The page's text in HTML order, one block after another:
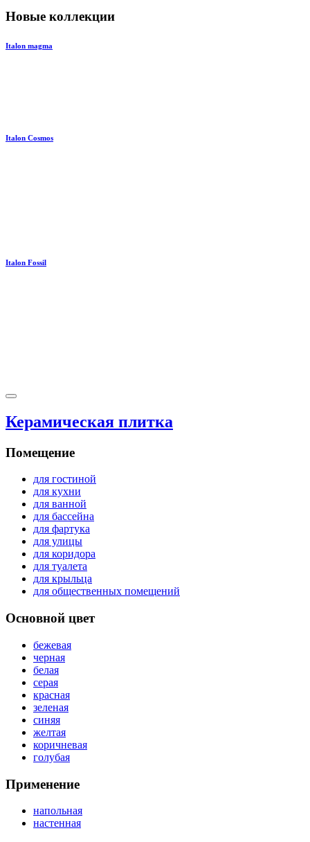
Новые коллекции
Italon magma
Italon Cosmos
Italon Fossil
Керамическая плитка
Помещение
для гостиной
для кухни
для ванной
для бассейна
для фартука
для улицы
для коридора
для туалета
для крыльца
для общественных помещений
Основной цвет
бежевая
черная
белая
серая
красная
зеленая
синяя
желтая
коричневая
голубая
Применение
напольная
настенная